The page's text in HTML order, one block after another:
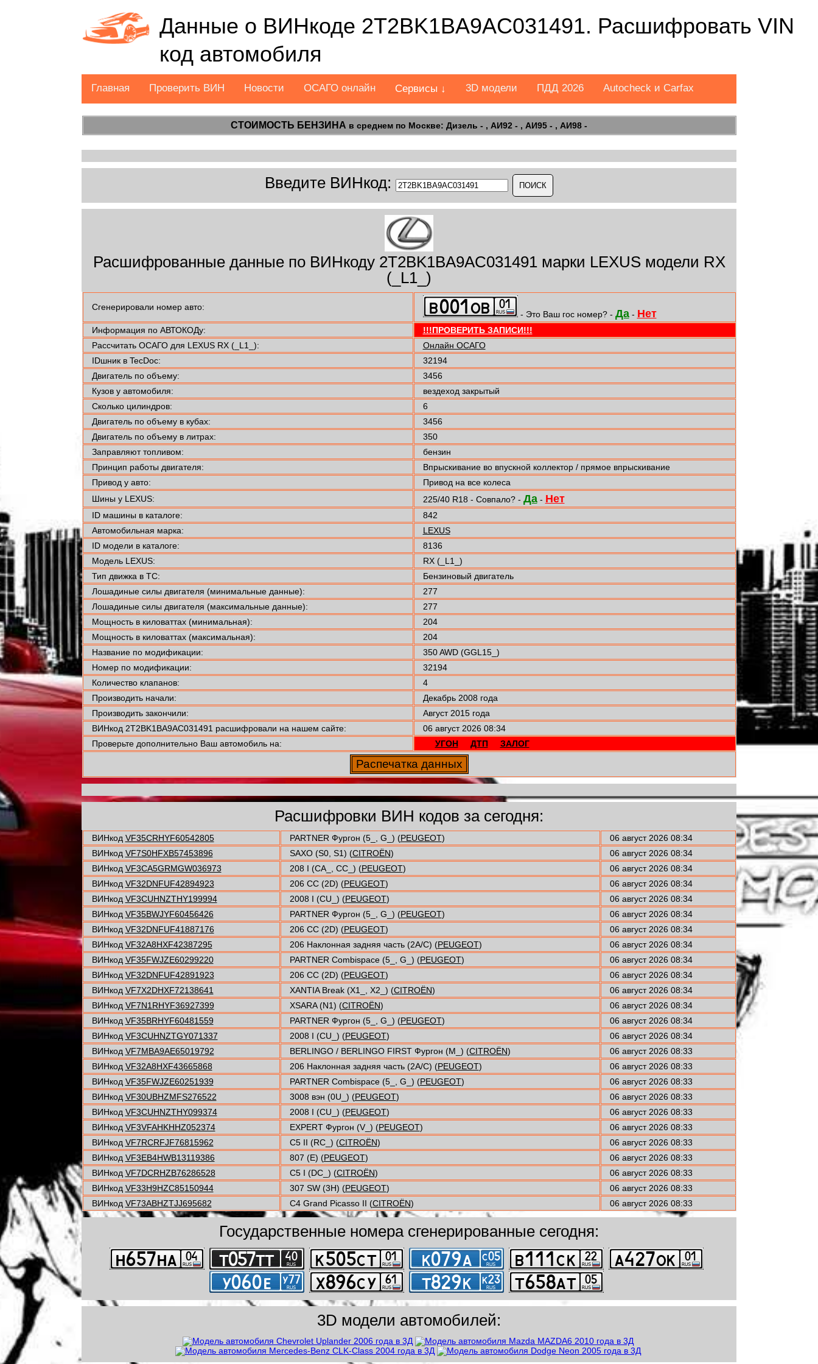
Данные о ВИНкоде 2T2BK1BA9AC031491. Расшифровать VIN
код автомобиля
Главная Проверить ВИН Новости ОСАГО онлайн Сервисы ↓ 3D модели ПДД 2026 Autocheck и Carfax
СТОИМОСТЬ БЕНЗИНА в среднем по Москве: Дизель - , АИ92 - , АИ95 - , АИ98 -
Введите ВИНкод:
Расшифрованные данные по ВИНкоду 2T2BK1BA9AC031491 марки LEXUS модели RX
(_L1_)
Сгенерировали номер авто:
- Это Ваш гос номер? - Да- Нет
Информация по АВТОКОДу:
!!!ПРОВЕРИТЬ ЗАПИСИ!!!
Рассчитать ОСАГО для LEXUS RX (_L1_):
Онлайн ОСАГО
IDшник в TecDoc:
32194
Двигатель по объему:
3456
Кузов у автомобиля:
вездеход закрытый
Сколько цилиндров:
6
Двигатель по объему в кубах:
3456
Двигатель по объему в литрах:
350
Заправляют топливом:
бензин
Принцип работы двигателя:
Впрыскивание во впускной коллектор / прямое впрыскивание
Привод у авто:
Привод на все колеса
Шины у LEXUS:
225/40 R18 - Совпало? - Да- Нет
ID машины в каталоге:
842
Автомобильная марка:
LEXUS
ID модели в каталоге:
8136
Модель LEXUS:
RX (_L1_)
Тип движка в ТС:
Бензиновый двигатель
Лошадиные силы двигателя (минимальные данные):
277
Лошадиные силы двигателя (максимальные данные):
277
Мощность в киловаттах (минимальная):
204
Мощность в киловаттах (максимальная):
204
Название по модификации:
350 AWD (GGL15_)
Номер по модификации:
32194
Количество клапанов:
4
Производить начали:
Декабрь 2008 года
Производить закончили:
Август 2015 года
ВИНкод 2T2BK1BA9AC031491 расшифровали на нашем сайте:
06 август 2026 08:34
Проверьте дополнительно Ваш автомобиль на:
УГОН ДТП ЗАЛОГ
Расшифровки ВИН кодов за сегодня:
ВИНкод VF35CRHYF60542805 PARTNER Фургон (5_, G_) (PEUGEOT)
06 август 2026 08:34
ВИНкод VF7S0HFXB57453896 SAXO (S0, S1) (CITROËN)
06 август 2026 08:34
ВИНкод VF3CA5GRMGW036973 208 I (CA_, CC_) (PEUGEOT)
06 август 2026 08:34
ВИНкод VF32DNFUF42894923 206 CC (2D) (PEUGEOT)
06 август 2026 08:34
ВИНкод VF3CUHNZTHY199994 2008 I (CU_) (PEUGEOT)
06 август 2026 08:34
ВИНкод VF35BWJYF60456426 PARTNER Фургон (5_, G_) (PEUGEOT)
06 август 2026 08:34
ВИНкод VF32DNFUF41887176 206 CC (2D) (PEUGEOT)
06 август 2026 08:34
ВИНкод VF32A8HXF42387295 206 Наклонная задняя часть (2A/C) (PEUGEOT)
06 август 2026 08:34
ВИНкод VF35FWJZE60299220 PARTNER Combispace (5_, G_) (PEUGEOT)
06 август 2026 08:34
ВИНкод VF32DNFUF42891923 206 CC (2D) (PEUGEOT)
06 август 2026 08:34
ВИНкод VF7X2DHXF72138641 XANTIA Break (X1_, X2_) (CITROËN)
06 август 2026 08:34
ВИНкод VF7N1RHYF36927399 XSARA (N1) (CITROËN)
06 август 2026 08:34
ВИНкод VF35BRHYF60481559 PARTNER Фургон (5_, G_) (PEUGEOT)
06 август 2026 08:34
ВИНкод VF3CUHNZTGY071337 2008 I (CU_) (PEUGEOT)
06 август 2026 08:34
ВИНкод VF7MBA9AE65019792 BERLINGO / BERLINGO FIRST Фургон (M_) (CITROËN)
06 август 2026 08:33
ВИНкод VF32A8HXF43665868 206 Наклонная задняя часть (2A/C) (PEUGEOT)
06 август 2026 08:33
ВИНкод VF35FWJZE60251939 PARTNER Combispace (5_, G_) (PEUGEOT)
06 август 2026 08:33
ВИНкод VF30UBHZMFS276522 3008 вэн (0U_) (PEUGEOT)
06 август 2026 08:33
ВИНкод VF3CUHNZTHY099374 2008 I (CU_) (PEUGEOT)
06 август 2026 08:33
ВИНкод VF3VFAHKHHZ052374 EXPERT Фургон (V_) (PEUGEOT)
06 август 2026 08:33
ВИНкод VF7RCRFJF76815962 C5 II (RC_) (CITROËN)
06 август 2026 08:33
ВИНкод VF3EB4HWB13119386 807 (E) (PEUGEOT)
06 август 2026 08:33
ВИНкод VF7DCRHZB76286528 C5 I (DC_) (CITROËN)
06 август 2026 08:33
ВИНкод VF33H9HZC85150944 307 SW (3H) (PEUGEOT)
06 август 2026 08:33
ВИНкод VF73ABHZTJJ695682 C4 Grand Picasso II (CITROËN) 06 август 2026 08:33
Государственные номера сгенерированные сегодня:
3D модели автомобилей: